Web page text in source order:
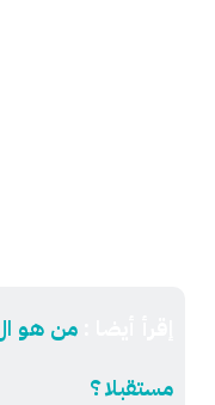
إقرأ أيضا :
مستقبلا ؟